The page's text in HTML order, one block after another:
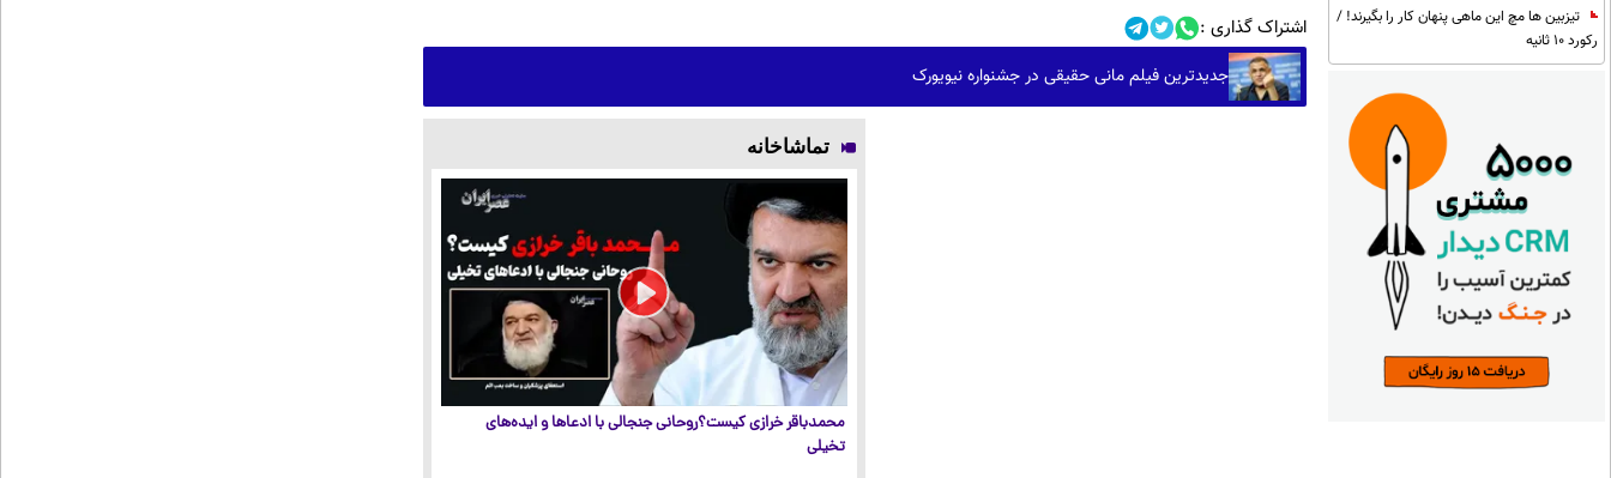
تیزبین ها مچ این ماهی پنهان کار را بگیرند! /
رکورد 10 ثانیه
اشتراک گذاری :
جدیدترین فیلم مانی حقیقی در جشنواره نیویورک
تماشاخانه
محمدباقر خرازی کیست؟روحانی جنجالی با ادعاها و ایده‌های
تخیلی